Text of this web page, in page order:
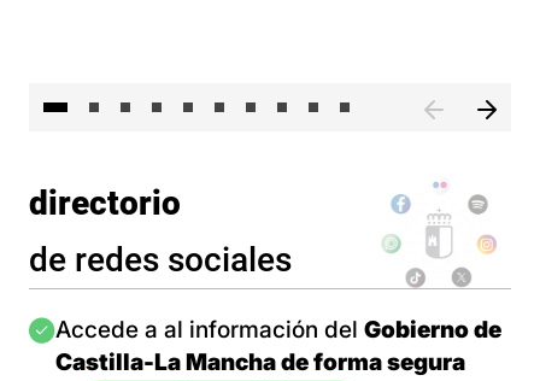
directorio
de redes sociales
Imagen
Accede a al información del Gobierno de
Castilla-La Mancha de forma segura